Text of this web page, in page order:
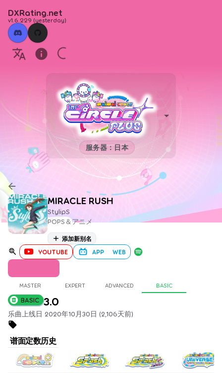
DXRating.net
v1.6.229 (yesterday)
服务器：日本
MIRACLE RUSH
StylipS
POPS＆アニメ
添加新别名
YOUTUBE APP WEB
MASTER EXPERT ADVANCED BASIC
BASIC 3.0
乐曲上线日 2020年10月30日 (2,106天前)
谱面定数历史